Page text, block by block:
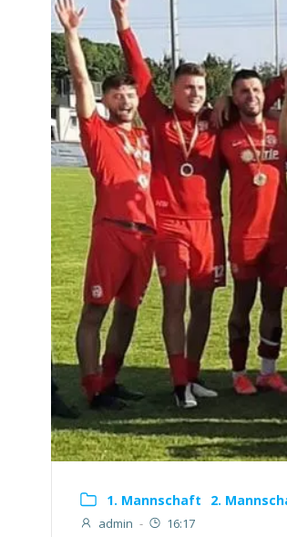
1. Mannschaft 2.
admin - 16:17